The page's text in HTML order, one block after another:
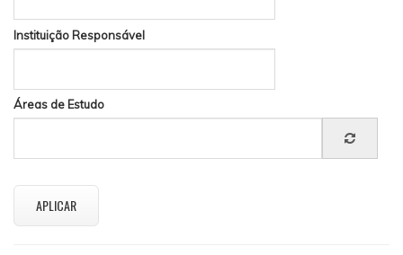
Instituição Responsável
Áreas de Estudo